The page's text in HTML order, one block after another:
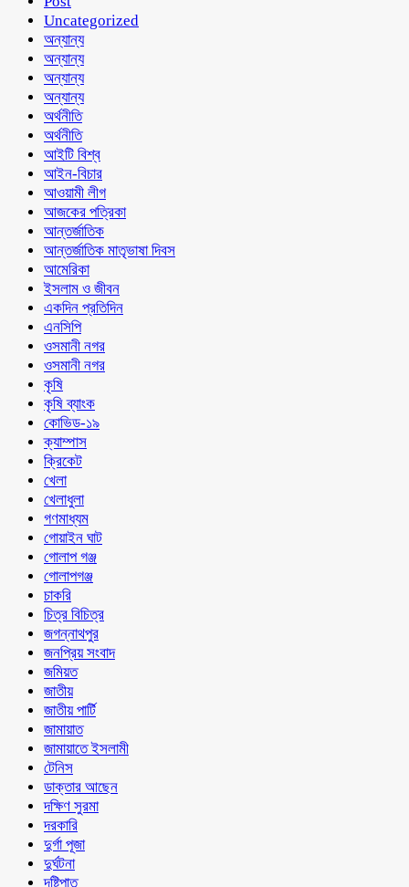
Uncategorized
অন্যান্য
অন্যান্য
অন্যান্য
অন্যান্য
অর্থনীতি
অর্থনীতি
আইটি বিশ্ব
আইন-বিচার
আওয়ামী লীগ
আজকের পত্রিকা
আন্তর্জাতিক
আন্তর্জাতিক মাতৃভাষা দিবস
আমেরিকা
ইসলাম ও জীবন
একদিন প্রতিদিন
এনসিপি
ওসমানী নগর
ওসমানী নগর
কৃষি
কৃষি ব্যাংক
কোভিড-১৯
ক্যাম্পাস
ক্রিকেট
খেলা
খেলাধুলা
গণমাধ্যম
গোয়াইন ঘাট
গোলাপ গঞ্জ
গোলাপগঞ্জ
চাকরি
চিত্র বিচিত্র
জগন্নাথপুর
জনপ্রিয় সংবাদ
জমিয়ত
জাতীয়
জাতীয় পার্টি
জামায়াত
জামায়াতে ইসলামী
টেনিস
ডাক্তার আছেন
দক্ষিণ সুরমা
দরকারি
দুর্গা পূজা
দুর্ঘটনা
দৃষ্টিপাত